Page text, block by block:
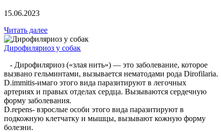
15.06.2023
Читать далее
Дирофиляриоз у собак
- Дирофиляриоз («злая нить») — это заболевание, которое
вызвано гельминтами, вызывается нематодами рода Dirofilaria.
D.immitis-имаго этого вида паразитируют в легочных
артериях и правых отделах сердца. Вызываются сердечную
форму заболевания.
D.repens- взрослые особи этого вида паразитируют в
подкожную клетчатку и мышцы, вызывают кожную форму
болезни.